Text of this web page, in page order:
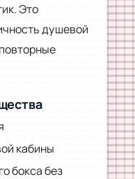
Это
душевой
кабины
бокса без